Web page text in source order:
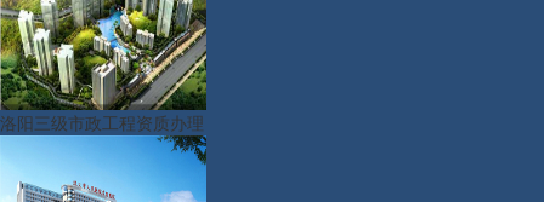
洛阳三级市政工程资质办理